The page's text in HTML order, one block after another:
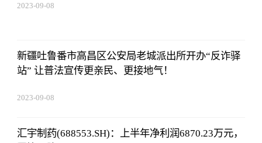
2023-09-08
新疆吐鲁番市高昌区公安局老城派出所开办“反诈驿
站” 让普法宣传更亲民、更接地气！
2023-09-08
汇宇制药(688553.SH)：上半年净利润6870.23万元，